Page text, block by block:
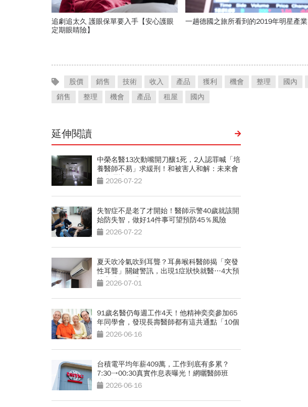
追劇追太久 護眼保單要入手【安心護眼
定期眼睛險】
一趟德國之旅所看到的2019年明星產業
股價 銷售 技術 收入 產品 獲利 機會 整理 國內
銷售
整理 機會 產品 租屋 國內
延伸閱讀
中榮名醫13次動嘴開刀釀1死，2人認罪喊「培
養醫師不易」求緩刑！和被害人和解：未來會
全力彌補
2026-07-22
失智症不是老了才開始！醫師示警40歲就該開
始防失智，做好14件事可望預防45％風險
2026-07-22
夏天吹冷氣吹到耳聾？耳鼻喉科醫師揭「突發
性耳聾」關鍵警訊，出現1症狀快就醫…4大預
防方式一次看
2026-07-01
91歲名醫仍每週工作4天！他精神奕奕參加65
年同學會，發現長壽醫師都有這共通點「10個
健康活到100歲秘訣」
2026-06-16
台積電平均年薪409萬，工作到底有多累？
7:30→00:30真實作息表曝光！網曬醫師班
表：誰比較操？
2026-06-16